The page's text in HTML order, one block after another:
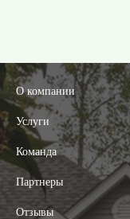
О компании
Услуги
Команда
Партнеры
Отзывы